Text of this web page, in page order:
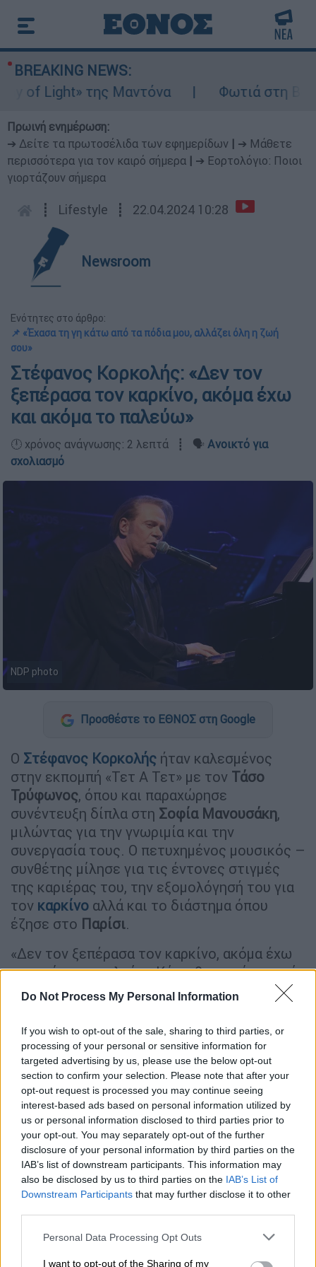
Do Not Process My Personal Information
If you wish to opt-out of the sale, sharing to third parties, or
processing of your personal or sensitive information for
targeted advertising by us, please use the below opt-out
section to confirm your selection. Please note that after your
opt-out request is processed you may continue seeing
interest-based ads based on personal information utilized by
us or personal information disclosed to third parties prior to
your opt-out. You may separately opt-out of the further
disclosure of your personal information by third parties on the
IAB’s list of downstream participants. This information may
also be disclosed by us to third parties on the IAB’s List of
Downstream Participants that may further disclose it to other
Please note that this website/app uses one or more Google
not limited to your visit or usage behaviour. You may click to
Personal Data Processing Opt Outs
I want to opt-out of the Sharing of my
BREAKING NEWS:
Light» της Μαντόνα
Φωτιά στη
Πρωινή ενημέρωση:
➔ Δείτε τα πρωτοσέλιδα των εφημερίδων
➔ Μάθετε
περισσότερα για τον καιρό σήμερα
➔ Εορτολόγιο: Ποιοι
γιορτάζουν σήμερα
┋ Lifestyle ┋ 22.04.2024 10:28
Newsroom
Ενότητες στο άρθρο:
📌 «Έχασα τη γη κάτω από τα πόδια μου, αλλάζει όλη η ζωή
σου»
Στέφανος Κορκολής: «Δεν τον
ξεπέρασα τον καρκίνο, ακόμα έχω
και ακόμα το παλεύω»
🕛 χρόνος ανάγνωσης: 2 λεπτά ┋ 🗣️ Ανοικτό για
σχολιασμό
NDP photo
Προσθέστε το ΕΘΝΟΣ στη Google
Ο Στέφανος Κορκολής ήταν καλεσμένος
στην εκπομπή «Τετ Α Τετ» με τον Τάσο
Τρύφωνος, όπου και παραχώρησε
συνέντευξη δίπλα στη Σοφία Μανουσάκη,
μιλώντας για την γνωριμία και την
συνεργασία τους. Ο πετυχημένος μουσικός –
συνθέτης μίλησε για τις έντονες στιγμές
της καριέρας του, την εξομολόγησή του για
τον καρκίνο αλλά και το διάστημα όπου
έζησε στο Παρίσι.
«Δεν τον ξεπέρασα τον καρκίνο, ακόμα έχω
και ακόμα το παλεύω. Κάνω θεραπείες κατά
καιρούς και όσο ο καιρός περνάει και δεν
έχεις συμπτώματα, τόσο καλύτερα. Κοντεύω
τα δέκα χρόνια τώρα. Πάντα έχεις την
αίσθηση ότι δεν θα συμβεί σε εσένα και γω
ανήκω επίσης στην κατηγορία πολλών που
δεν δίνουμε σημασία σε ένα σύμπτωμα, το
περνάμε στο ντούκου και δεν πάμε στον
γιατρό», είπε ο Στέφανος Κορκολής.
«Έχασα τη γη κάτω από τα πόδια μου,
αλλάζει όλη η ζωή σου»
«Δεν πάω στον γιατρό για ένα σύμπτωμα,
εγώ τουλάχιστον, γιατί φοβάμαι μην μου πει
ότι έχω κάτι. Είναι αυτό το περίεργο δηλαδή